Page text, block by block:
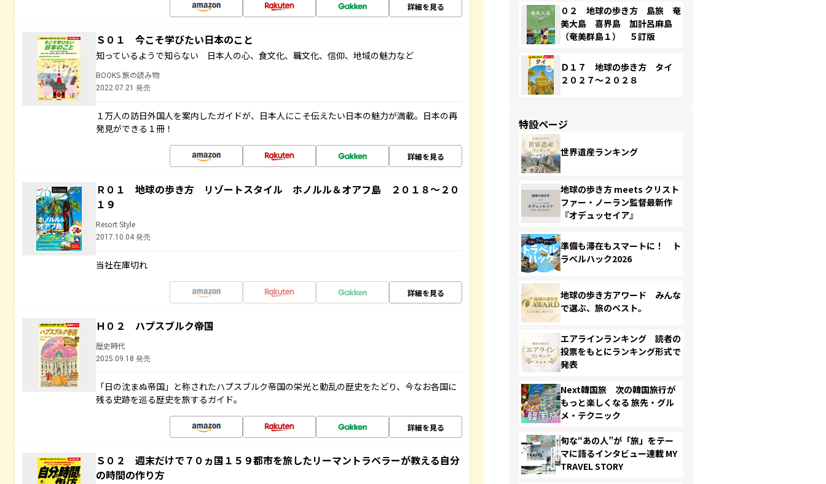
詳細を見る
Ｓ０１ 今こそ学びたい日本のこと
知っているようで知らない 日本人の心、食文化、職文化、信仰、地域の魅力など
BOOKS 旅の読み物
2022.07.21 発売
１万人の訪日外国人を案内したガイドが、日本人にこそ伝えたい日本の魅力が満載。日本の再
発見ができる１冊！
詳細を見る
Ｒ０１ 地球の歩き方 リゾートスタイル ホノルル＆オアフ島 ２０１８～２０
１９
Resort Style
2017.10.04 発売
当社在庫切れ
詳細を見る
Ｈ０２ ハプスブルク帝国
歴史時代
2025.09.18 発売
「日の沈まぬ帝国」と称されたハプスブルク帝国の栄光と動乱の歴史をたどり、今なお各国に
残る史跡を巡る歴史を旅するガイド。
詳細を見る
Ｓ０２ 週末だけで７０ヵ国１５９都市を旅したリーマントラベラーが教える自分
の時間の作り方
０２ 地球の歩き方 島旅 奄
美大島 喜界島 加計呂麻島
（奄美群島１） ５訂版
Ｄ１７ 地球の歩き方 タイ
２０２７～２０２８
特設ページ
世界遺産ランキング
地球の歩き方 meets クリスト
ファー・ノーラン監督最新作
『オデュッセイア』
準備も滞在もスマートに！ ト
ラベルハック2026
地球の歩き方アワード みんな
で選ぶ、旅のベスト。
エアラインランキング 読者の
投票をもとにランキング形式で
発表
Next韓国旅 次の韓国旅行が
もっと楽しくなる 旅先・グル
メ・テクニック
旬な“あの人”が「旅」をテー
マに語るインタビュー連載 MY
TRAVEL STORY